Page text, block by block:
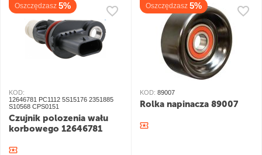
Oszczędzasz 5%
KOD:
12646781 PC1112 5S15176 2351885
S10568 CPS0151
Czujnik polozenia wału
korbowego 12646781
Oszczędzasz 5%
KOD: 89007
Rolka napinacza 89007